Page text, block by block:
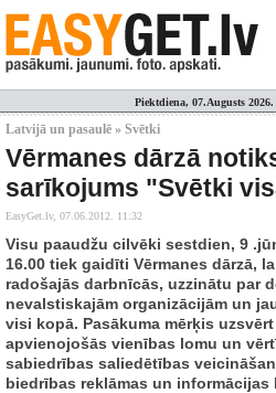
Piektdiena, 07.Augusts 2026.
Latvijā un pasaulē » Svētki
Vērmanes dārzā
sarīkojums "Svētki
EasyGet.lv, 07.06.2012. 11:32
Visu paaudžu cilvēki sestdien, 9
16.00 tiek gaidīti Vērmanes dārzā,
radošajās darbnīcās, uzzinātu par
nevalstiskajām organizācijām un
visi kopā. Pasākuma mērķis
apvienojošās vienības lomu un
sabiedrības saliedētības
biedrības reklāmas un